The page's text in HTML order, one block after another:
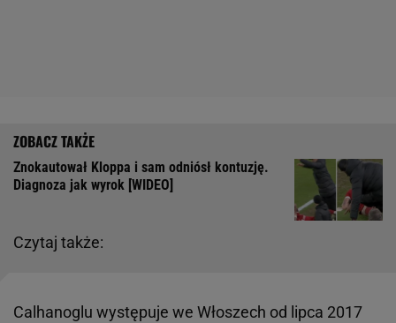
Czytaj także:
Znokautował Kloppa i sam odniósł kontuzję.
Diagnoza jak wyrok [WIDEO]
Calhanoglu występuje we Włoszech od lipca 2017